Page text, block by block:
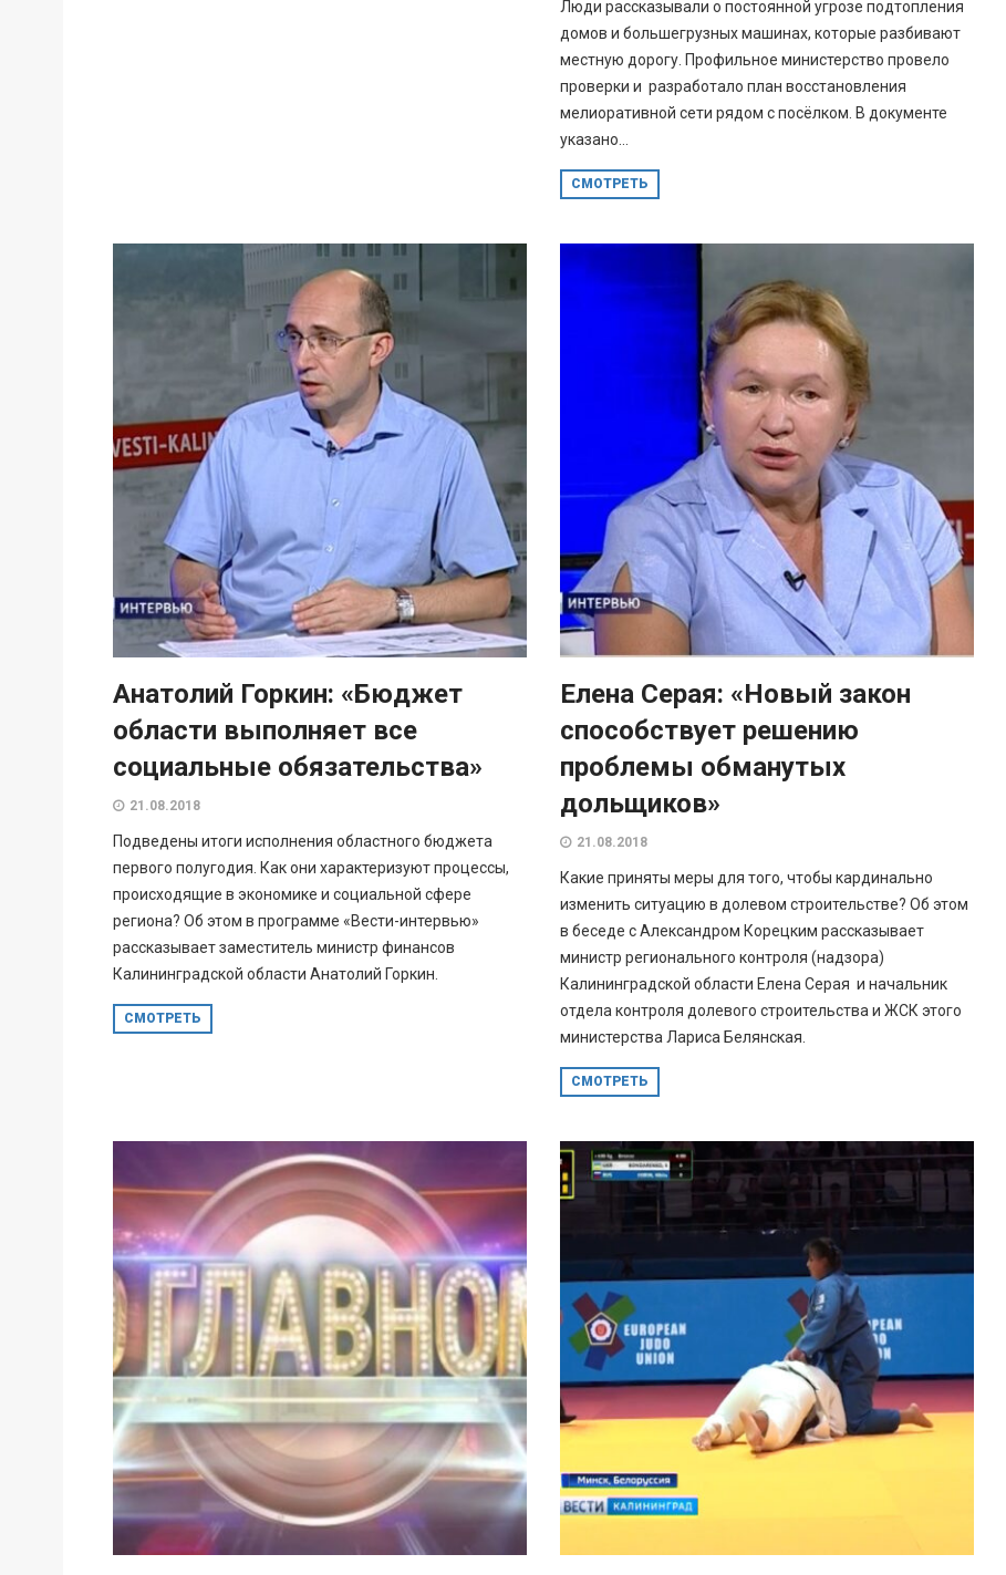
Люди рассказывали о постоянной угрозе подтопления
домов и большегрузных машинах, которые разбивают
местную дорогу. Профильное министерство провело
проверки и разработало план восстановления
мелиоративной сети рядом с посёлком. В документе
указано...
СМОТРЕТЬ
Анатолий Горкин: «Бюджет
области выполняет все
социальные обязательства»
21.08.2018
Подведены итоги исполнения областного бюджета
первого полугодия. Как они характеризуют процессы,
происходящие в экономике и социальной сфере
региона? Об этом в программе «Вести-интервью»
рассказывает заместитель министр финансов
Калининградской области Анатолий Горкин.
СМОТРЕТЬ
Елена Серая: «Новый закон
способствует решению
проблемы обманутых
дольщиков»
21.08.2018
Какие приняты меры для того, чтобы кардинально
изменить ситуацию в долевом строительстве? Об этом
в беседе с Александром Корецким рассказывает
министр регионального контроля (надзора)
Калининградской области Елена Серая и начальник
отдела контроля долевого строительства и ЖСК этого
министерства Лариса Белянская.
СМОТРЕТЬ